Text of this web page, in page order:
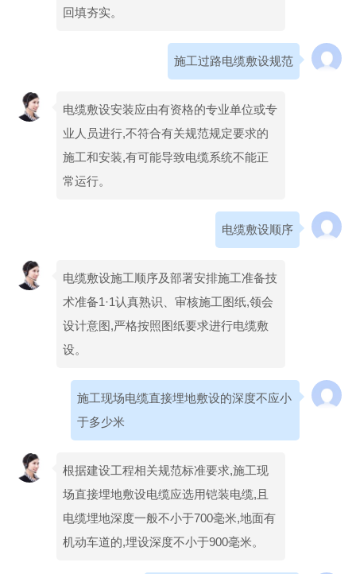
回填夯实。
施工过路电缆敷设规范
电缆敷设安装应由有资格的专业单位或专
业人员进行,不符合有关规范规定要求的
施工和安装,有可能导致电缆系统不能正
常运行。
电缆敷设顺序
电缆敷设施工顺序及部署安排施工准备技
术准备1·1认真熟识、审核施工图纸,领会
设计意图,严格按照图纸要求进行电缆敷
设。
施工现场电缆直接埋地敷设的深度不应小
于多少米
根据建设工程相关规范标准要求,施工现
场直接埋地敷设电缆应选用铠装电缆,且
电缆埋地深度一般不小于700毫米,地面有
机动车道的,埋设深度不小于900毫米。